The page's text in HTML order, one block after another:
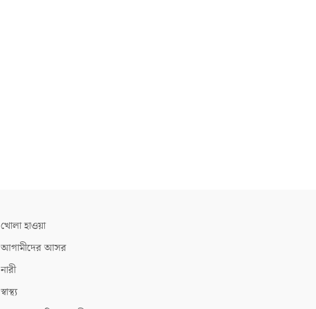
খোলা হাওয়া
আগামীদের আসর
নারী
স্বাস্থ্য